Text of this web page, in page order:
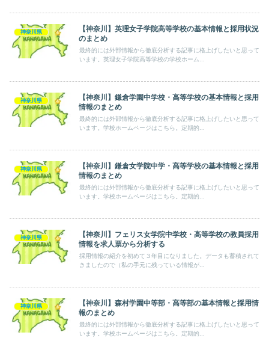
神奈川県
【神奈川】英理女子学院高等学校の基本情報と採用状況
のまとめ
最終的には外部情報から徹底分析する記事に格上げしたいと思って
います。英理女子学院高等学校の学校ホーム...
神奈川県
【神奈川】鎌倉学園中学校・高等学校の基本情報と採用
情報のまとめ
最終的には外部情報から徹底分析する記事に格上げしたいと思って
います。学校ホームページはこちら。定期的...
神奈川県
【神奈川】鎌倉女学院中学・高等学校の基本情報と採用
情報のまとめ
最終的には外部情報から徹底分析する記事に格上げしたいと思って
います。学校ホームページはこちら。定期的...
神奈川県
【神奈川】フェリス女学院中学校・高等学校の教員採用
情報を求人票から分析する
採用情報の紹介を初めて３年目になりました。データも蓄積されて
きましたので（私の手元に残っている情報が...
神奈川県
【神奈川】森村学園中等部・高等部の基本情報と採用情
報のまとめ
最終的には外部情報から徹底分析する記事に格上げしたいと思って
います。学校ホームページはこちら。定期的...